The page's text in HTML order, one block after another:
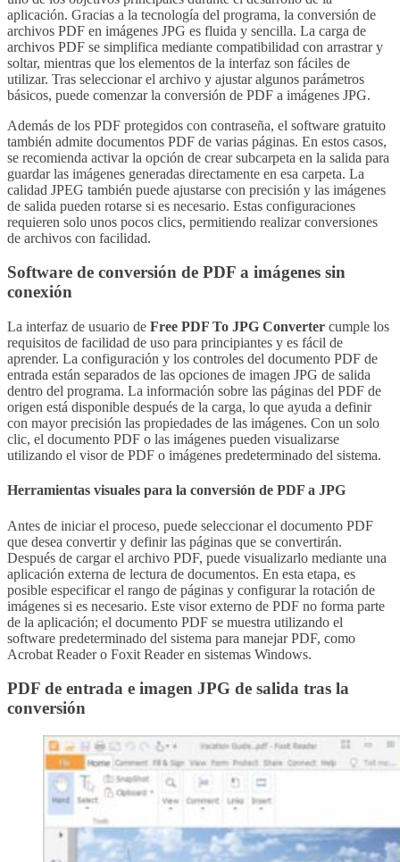
aplicación. Gracias a la tecnología del programa, la conversión de
archivos PDF en imágenes JPG es fluida y sencilla. La carga de
archivos PDF se simplifica mediante compatibilidad con arrastrar y
soltar, mientras que los elementos de la interfaz son fáciles de
utilizar. Tras seleccionar el archivo y ajustar algunos parámetros
básicos, puede comenzar la conversión de PDF a imágenes JPG.
Además de los PDF protegidos con contraseña, el software gratuito
también admite documentos PDF de varias páginas. En estos casos,
se recomienda activar la opción de crear subcarpeta en la salida para
guardar las imágenes generadas directamente en esa carpeta. La
calidad JPEG también puede ajustarse con precisión y las imágenes
de salida pueden rotarse si es necesario. Estas configuraciones
requieren solo unos pocos clics, permitiendo realizar conversiones
de archivos con facilidad.
Software de conversión de PDF a imágenes sin
conexión
La interfaz de usuario de Free PDF To JPG Converter cumple los
requisitos de facilidad de uso para principiantes y es fácil de
aprender. La configuración y los controles del documento PDF de
entrada están separados de las opciones de imagen JPG de salida
dentro del programa. La información sobre las páginas del PDF de
origen está disponible después de la carga, lo que ayuda a definir
con mayor precisión las propiedades de las imágenes. Con un solo
clic, el documento PDF o las imágenes pueden visualizarse
utilizando el visor de PDF o imágenes predeterminado del sistema.
Herramientas visuales para la conversión de PDF a JPG
Antes de iniciar el proceso, puede seleccionar el documento PDF
que desea convertir y definir las páginas que se convertirán.
Después de cargar el archivo PDF, puede visualizarlo mediante una
aplicación externa de lectura de documentos. En esta etapa, es
posible especificar el rango de páginas y configurar la rotación de
imágenes si es necesario. Este visor externo de PDF no forma parte
de la aplicación; el documento PDF se muestra utilizando el
software predeterminado del sistema para manejar PDF, como
Acrobat Reader o Foxit Reader en sistemas Windows.
PDF de entrada e imagen JPG de salida tras la
conversión